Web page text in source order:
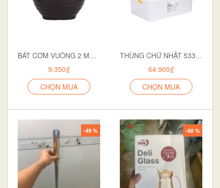
BÁT CƠM VUÔNG 2 MÀU 6807
9.350₫
CHỌN MUA
THÙNG CHỮ NHẬT 5332 TRẮNG ĐỤC
64.900₫
CHỌN MUA
-49 % -60 %